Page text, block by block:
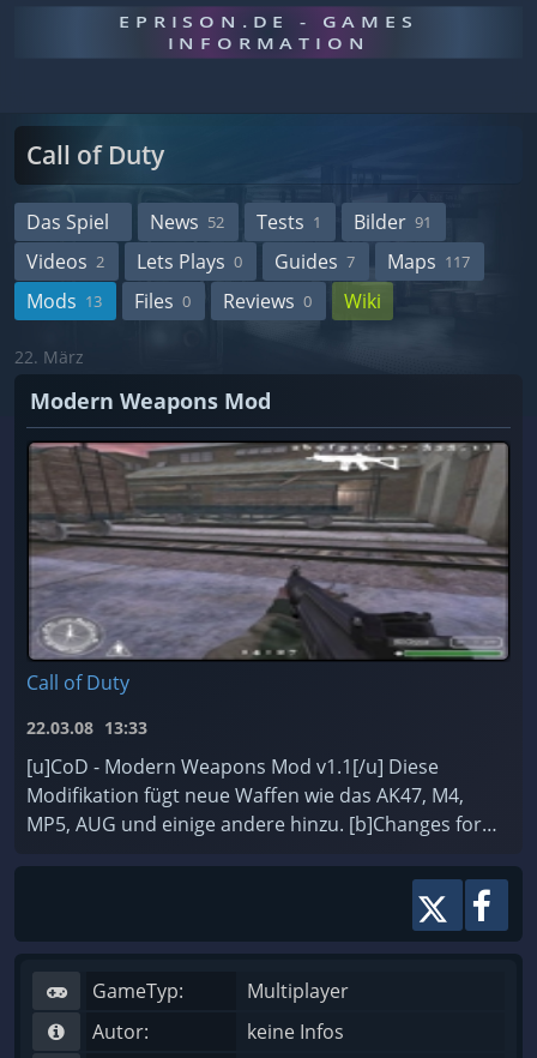
EPRISON.DE - GAMES
INFORMATION
Call of Duty
Das Spiel News 52 Tests 1 Bilder 91
Videos 2 Lets Plays 0 Guides 7 Maps 117
Mods 13 Files 0 Reviews 0 Wiki
22. März
Modern Weapons Mod
Call of Duty
22.03.08 13:33
[u]CoD - Modern Weapons Mod v1.1[/u] Diese
Modifikation fügt neue Waffen wie das AK47, M4,
MP5, AUG und einige andere hinzu. [b]Changes for
GameTyp:
Multiplayer
Autor:
keine Infos